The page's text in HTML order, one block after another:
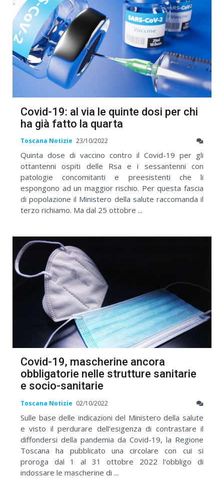
Covid-19: al via le quinte dosi per chi
ha già fatto la quarta
Toscana Notizie 23/10/2022
Quinta dose di vaccino contro il Covid-19 per gli
ottantenni ospiti delle Rsa e i sessantenni con
patologie concomitanti e preesistenti che li
espongono ad un maggior rischio. Per questa fascia
di popolazione il Ministero della salute raccomanda il
terzo richiamo. Ma dal 25 ottobre ...
Covid-19, mascherine ancora
obbligatorie nelle strutture sanitarie
e socio-sanitarie
Toscana Notizie 02/10/2022
Sulle base delle indicazioni del Ministero della salute
e visto il perdurare dell'esigenza di contrastare il
diffondersi della pandemia da Covid-19, la Regione
Toscana ha pubblicato una circolare con cui si
proroga dal 1 al 31 ottobre 2022 l'obbligo di
indossare le mascherine di ...